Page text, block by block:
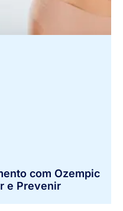
com Ozempic
e Prevenir